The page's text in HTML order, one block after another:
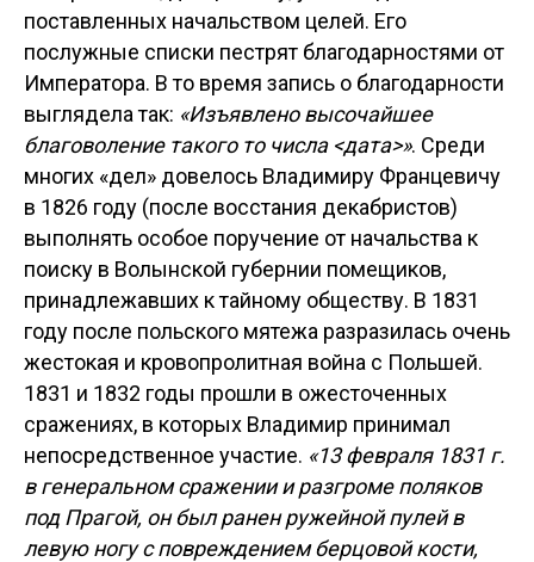
поставленных начальством целей. Его
послужные списки пестрят благодарностями от
Императора. В то время запись о благодарности
выглядела так: «Изъявлено высочайшее
благоволение такого то числа <дата>». Среди
многих «дел» довелось Владимиру Францевичу
в 1826 году (после восстания декабристов)
выполнять особое поручение от начальства к
поиску в Волынской губернии помещиков,
принадлежавших к тайному обществу. В 1831
году после польского мятежа разразилась очень
жестокая и кровопролитная война с Польшей.
1831 и 1832 годы прошли в ожесточенных
сражениях, в которых Владимир принимал
непосредственное участие. «13 февраля 1831 г.
в генеральном сражении и разгроме поляков
под Прагой, он был ранен ружейной пулей в
левую ногу с повреждением берцовой кости,